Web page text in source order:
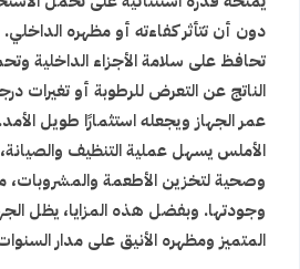
دون أن تتأثر كفاءته أو مظهره
تحافظ على سلامة الأجزاء الداخلية
الناتج عن التعرض للرطوبة أو تغيرات
عمر الجهاز ويجعله استثمارًا طويل
الأملس يسهل عملية التنظيف
وصحية لتخزين الأطعمة والمشروبات،
وجودتها. وبفضل هذه المزايا، يظل
المتميز ومظهره الأنيق على مدار